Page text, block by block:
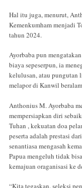
Hal itu juga, menurut,
Kemenkumham menjadi
tahun 2024.
Ayorbaba pun
biaya sepeserpun, ia
kelulusan, atau pungutan
melapor di Kanwil
Anthonius M. Ayorbaba
mempersiapkan diri
Tuhan , kekuatan doa
peserta adalah prestasi
senantiasa mengasah
Papua mengeluh tidak
kemajuan oraganisasi ke